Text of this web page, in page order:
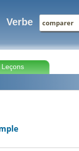
Verbe
Leçons